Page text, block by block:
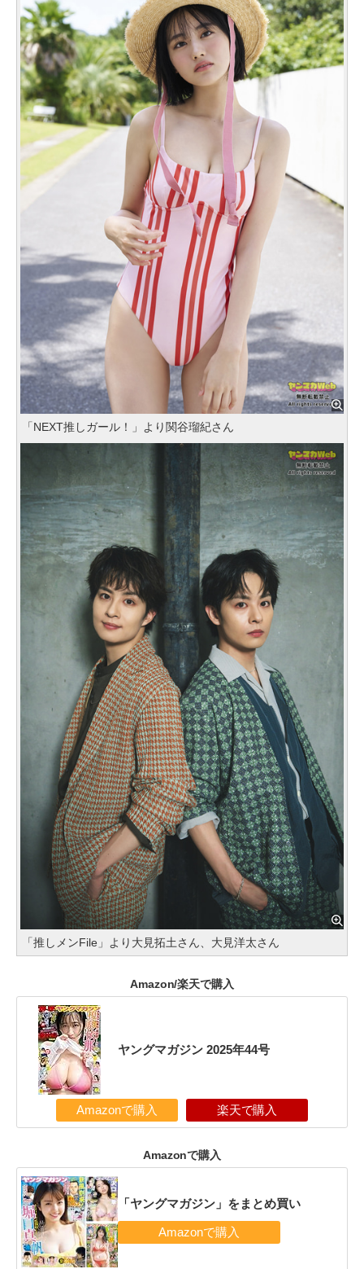
「NEXT推しガール！」より関谷瑠紀さん
「推しメンFile」より大見拓土さん、大見洋太さん
Amazon/楽天で購入
ヤングマガジン 2025年44号
Amazonで購入 楽天で購入
Amazonで購入
「ヤングマガジン」をまとめ買い